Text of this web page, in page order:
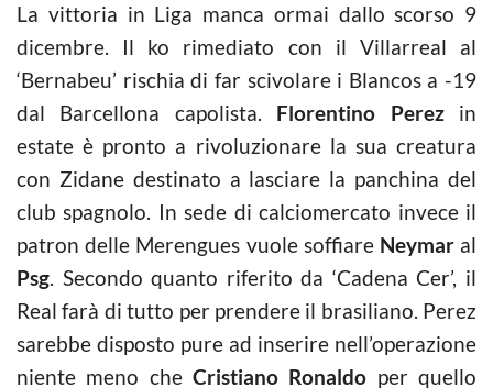
La vittoria in Liga manca ormai dallo scorso 9
dicembre. Il ko rimediato con il Villarreal al
‘Bernabeu’ rischia di far scivolare i Blancos a -19
dal Barcellona capolista. Florentino Perezin
estate è pronto a rivoluzionare la sua creatura
con Zidane destinato a lasciare la panchina del
club spagnolo. In sede di calciomercato invece il
patron delle Merengues vuole soffiare Neymaral
Psg. Secondo quanto riferito da ‘Cadena Cer’, il
Real farà di tutto per prendere il brasiliano. Perez
sarebbe disposto pure ad inserire nell’operazione
niente meno che Cristiano Ronaldo per quello